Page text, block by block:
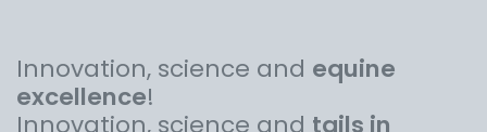
Innovation, science and equine
excellence!
Innovation, science and tails in